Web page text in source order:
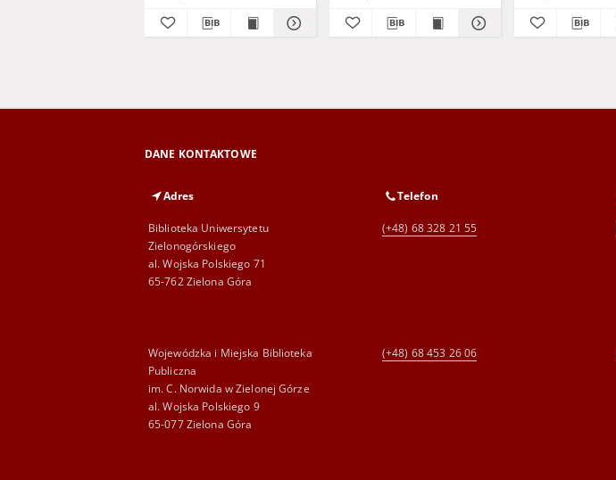
DANE KONTAKTOWE
Adres
Biblioteka Uniwersytetu
Zielonogórskiego
al. Wojska Polskiego 71
65-762 Zielona Góra
Telefon
(+48) 68 328 21 55
Wojewódzka i Miejska Biblioteka
Publiczna
im. C. Norwida w Zielonej Górze
al. Wojska Polskiego 9
65-077 Zielona Góra
(+48) 68 453 26 06